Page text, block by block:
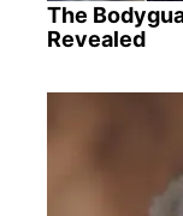
The
Revealed